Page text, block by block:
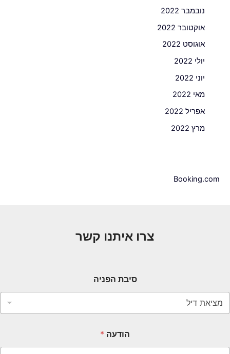
נובמבר 2022
אוקטובר 2022
אוגוסט 2022
יולי 2022
יוני 2022
מאי 2022
אפריל 2022
מרץ 2022
Booking.com
צרו איתנו קשר
סיבת הפניה
הודעה *